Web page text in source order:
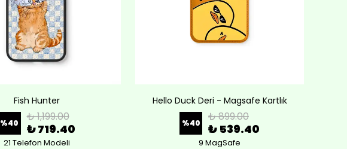
Fish Hunter
%40 ₺ 1,199.00
₺ 719.40
21 Telefon Modeli
Hello Duck Deri - Magsafe Kartlık
%40 ₺ 899.00
₺ 539.40
9 MagSafe